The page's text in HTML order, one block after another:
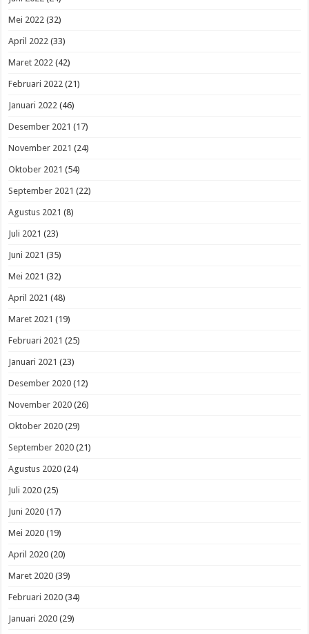
Mei 2022 (32)
April 2022 (33)
Maret 2022 (42)
Februari 2022 (21)
Januari 2022 (46)
Desember 2021 (17)
November 2021 (24)
Oktober 2021 (54)
September 2021 (22)
Agustus 2021 (8)
Juli 2021 (23)
Juni 2021 (35)
Mei 2021 (32)
April 2021 (48)
Maret 2021 (19)
Februari 2021 (25)
Januari 2021 (23)
Desember 2020 (12)
November 2020 (26)
Oktober 2020 (29)
September 2020 (21)
Agustus 2020 (24)
Juli 2020 (25)
Juni 2020 (17)
Mei 2020 (19)
April 2020 (20)
Maret 2020 (39)
Februari 2020 (34)
Januari 2020 (29)